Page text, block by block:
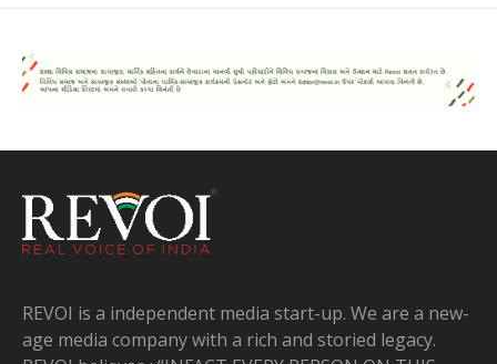
REVOI is a independent media start-up. We are a new-
age media company with a rich and storied legacy.